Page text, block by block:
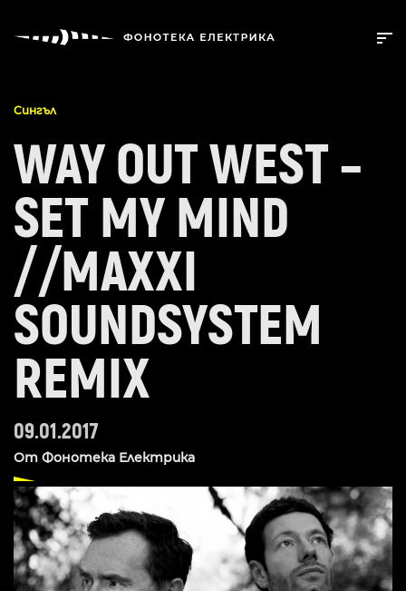
Сингъл
WAY OUT WEST –
SET MY MIND
//MAXXI
SOUNDSYSTEM
REMIX
09.01.2017
От Фонотека Електрика